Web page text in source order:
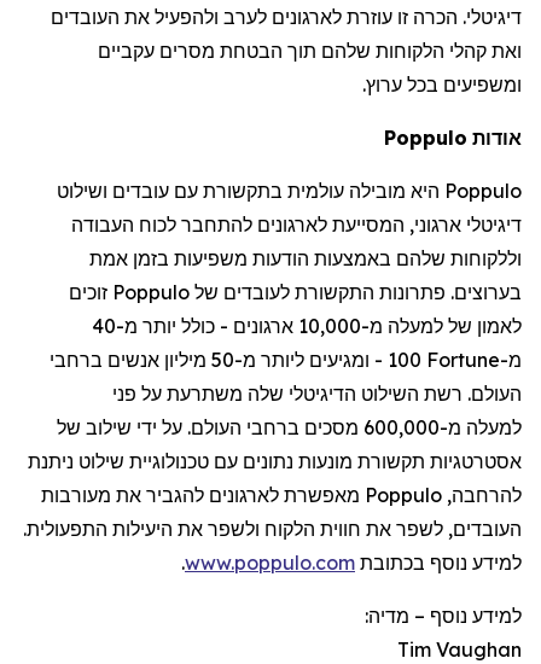
דיגיטלי. הכרה זו עוזרת לארגונים לערב ולהפעיל את העובדים
ואת קהלי הלקוחות שלהם תוך הבטחת מסרים עקביים
ומשפיעים בכל ערוץ.
אודות Poppulo
Poppulo היא מובילה עולמית בתקשורת עם עובדים ושילוט
דיגיטלי ארגוני, המסייעת לארגונים להתחבר לכוח העבודה
וללקוחות שלהם באמצעות הודעות משפיעות בזמן אמת
בערוצים. פתרונות התקשורת לעובדים של Poppulo זוכים
לאמון של למעלה מ-10,000 ארגונים - כולל יותר
מ-40
מ-Fortune ומגיעים ליותר מ-50 מיליון אנשים ברחבי
העולם. רשת השילוט הדיגיטלי שלה משתרעת על פני
למעלה מ-600,000 מסכים ברחבי העולם. על ידי שילוב של
אסטרטגיות תקשורת מונעות נתונים עם טכנולוגיית שילוט ניתנת
להרחבה,
Poppulo מאפשרת לארגונים להגביר את מעורבות
העובדים, לשפר את חווית הלקוח ולשפר את היעילות התפעולית.
למידע נוסף בכתובת www.poppulo.com
.
למידע נוסף – מדיה:
Tim Vaughan